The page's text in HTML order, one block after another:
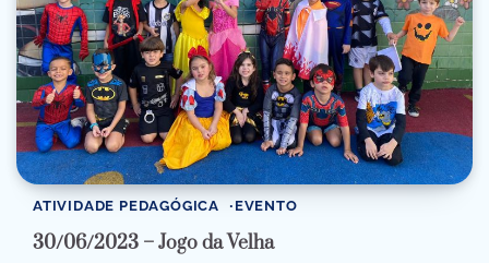
ATIVIDADE PEDAGÓGICA EVENTO
30/06/2023 – Jogo da Velha